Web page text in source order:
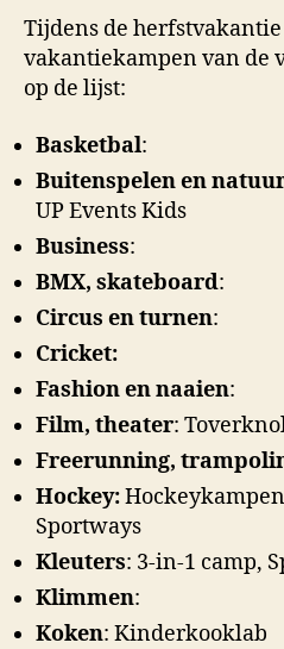
Tijdens de
vakantiekampen van de
op de lijst:
Basketbal:
Buitenspelen en
UP Events Kids
Business:
BMX, skateboard:
Circus en turnen:
Cricket:
Fashion en naaien:
Film, theater:
Freerunning,
Hockey:
Sportways
Kleuters: 3-in-1 camp,
Klimmen:
Koken: Kinderkooklab